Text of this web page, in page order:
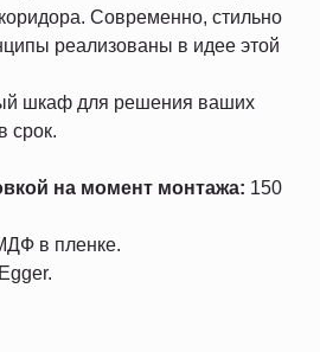
Современно, стильно
реализованы в идее этой
шкаф для решения ваших
срок.
на момент монтажа: 150
в пленке.
Egger.